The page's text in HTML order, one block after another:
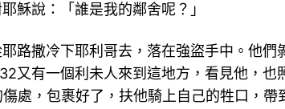
穌說：「誰是我的鄰舍呢？」
路撒冷下耶利哥去，落在強盜手中。他
又有一個利未人來到這地方，看見他，
處，包裹好了，扶他騎上自己的牲口，